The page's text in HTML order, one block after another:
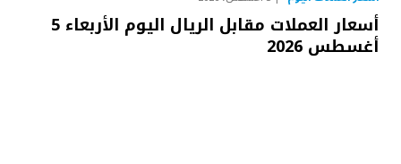
أسعار العملات مقابل الريال اليوم الأربعاء 5
أغسطس 2026